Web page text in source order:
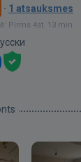
· 1 atsauksmes
Pirms 4st. 13 min.